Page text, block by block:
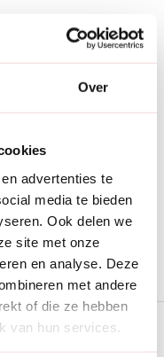
Over
advertenties te
media te bieden
Ook delen we
site met onze
en analyse. Deze
met andere
of die ze hebben
van hun services.
gemaakt van
voor de bamboe
ons op!